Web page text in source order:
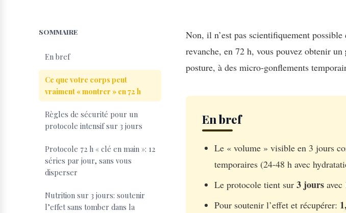
SOMMAIRE
En bref
Ce que votre corps peut
vraiment « montrer » en 72 h
Règles de sécurité pour un
protocole intensif sur 3 jours
Protocole 72 h « clé en main »: 12
séries par jour, sans vous
disperser
Nutrition sur 3 jours: soutenir
l’effet sans tomber dans la
Non, il n’est pas scientifiquement
revanche, en 72 h, vous pouvez obtenir un
posture, à des micro-gonflements
En bref
Le « volume » visible en 3 jours
temporaires (24-48 h avec
Le protocole tient sur 3 jours avec
Pour soutenir l’effet et récupérer: